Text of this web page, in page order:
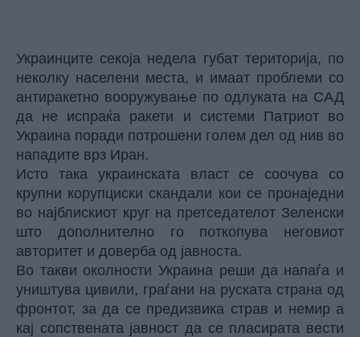
Украинците секоја недела губат територија, по
неколку населени места, и имаат проблеми со
антиракетно вооружување по одлуката на САД
да не испраќа ракети и системи Патриот во
Украина поради потрошени голем дел од нив во
нападите врз Иран.
Исто така украинската власт се соочува со
крупни корупциски скандали кои се пронаједни
во најблискиот круг на претседателот Зеленски
што дополнително го поткопува неговиот
авторитет и доверба од јавноста.
Во такви околности Украина реши да напаѓа и
уништува цивили, граѓани на руската страна од
фронтот, за да се предизвика страв и немир а
кај сопствената јавност да се пласирата вести